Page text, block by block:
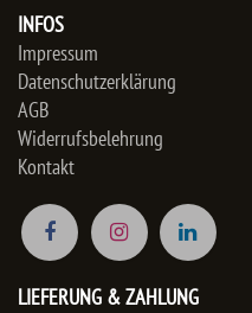
INFOS
Impressum
Datenschutzerklärung
AGB
Widerrufsbelehrung
Kontakt
LIEFERUNG & ZAHLUNG